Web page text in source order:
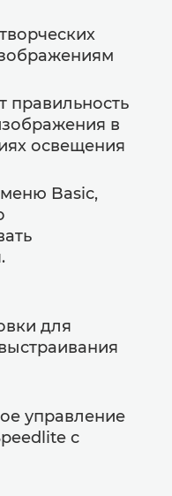
правильность
в
освещения
Basic,
для
управление
с